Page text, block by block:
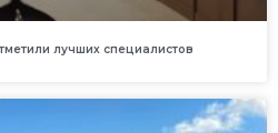
лучших специалистов